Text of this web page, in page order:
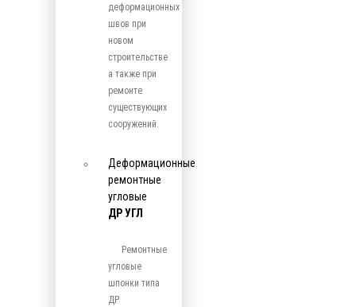
деформационных
швов при
новом
строительстве
а также при
ремонте
существующих
сооружений.
Деформационные
ремонтные
угловые
ДР УГЛ
Ремонтные
угловые
шпонки типа
ДР